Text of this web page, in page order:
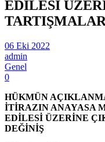
EDİLESİ
06 Eki 2022
admin
Genel
0
HÜKMÜN
İTİRAZIN ANAYASA
EDİLESİ ÜZERİNE
DEĞİNİŞ